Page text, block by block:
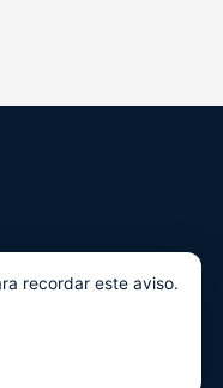
recordar este aviso.